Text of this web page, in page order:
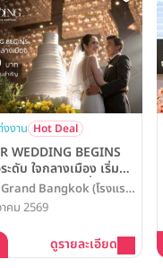
งาน Hot Deal
WEDDING BEGINS
ะดับ ใจกลางเมือง เริ่มต้น
ร้อมสิทธิพิเศษที่รังสรรค์
กโรงแรม Chatrium
Bangkok (โรงแรม
นด์ กรุงเทพ)
คม 2569
ดูรายละเอียด